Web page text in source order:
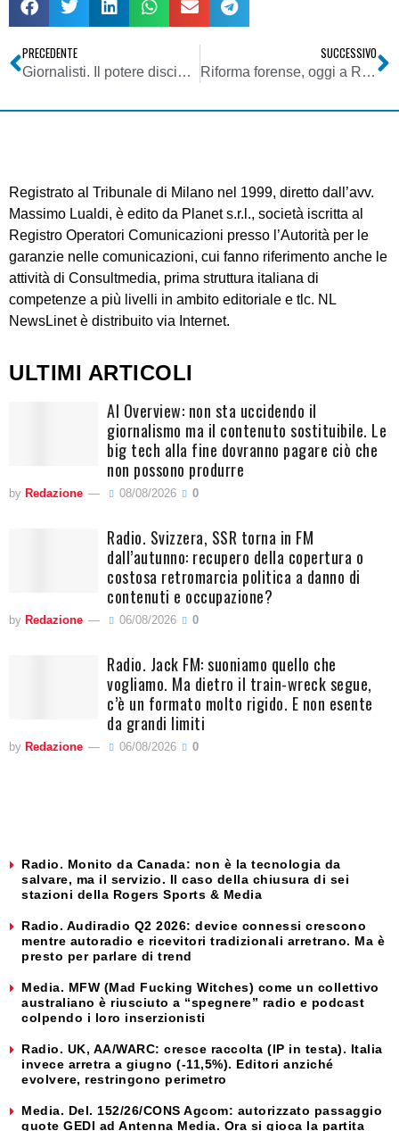
PRECEDENTE
Giornalisti. Il potere disciplinare dell’Ordine prescinde ed è autonomo da quello censorio affidato agli organi giudiziali
SUCCESSIVO
Riforma forense, oggi a Roma manifestazione giovani avvocati contro progetto. Ma Alfano è sicuro che Parlamento approverà entro anno. Anche Federconsumatori si schiera contro
Registrato al Tribunale di Milano nel 1999, diretto dall’avv.
Massimo Lualdi, è edito da Planet s.r.l., società iscritta al
Registro Operatori Comunicazioni presso l’Autorità per le
garanzie nelle comunicazioni, cui fanno riferimento anche le
attività di Consultmedia, prima struttura italiana di
competenze a più livelli in ambito editoriale e tlc. NL
NewsLinet è distribuito via Internet.
ULTIMI ARTICOLI
AI Overview: non sta uccidendo il
giornalismo ma il contenuto sostituibile. Le
big tech alla fine dovranno pagare ciò che
non possono produrre
by Redazione 08/08/2026 0
Radio. Svizzera, SSR torna in FM
dall’autunno: recupero della copertura o
costosa retromarcia politica a danno di
contenuti e occupazione?
by Redazione 06/08/2026 0
Radio. Jack FM: suoniamo quello che
vogliamo. Ma dietro il train-wreck segue,
c’è un formato molto rigido. E non esente
da grandi limiti
by Redazione 06/08/2026 0
Radio. Monito da Canada: non è la tecnologia da
salvare, ma il servizio. Il caso della chiusura di sei
stazioni della Rogers Sports & Media
Radio. Audiradio Q2 2026: device connessi crescono
mentre autoradio e ricevitori tradizionali arretrano. Ma è
presto per parlare di trend
Media. MFW (Mad Fucking Witches) come un collettivo
australiano è riusciuto a “spegnere” radio e podcast
colpendo i loro inserzionisti
Radio. UK, AA/WARC: cresce raccolta (IP in testa). Italia
invece arretra a giugno (-11,5%). Editori anziché
evolvere, restringono perimetro
Media. Del. 152/26/CONS Agcom: autorizzato passaggio
quote GEDI ad Antenna Media. Ora si gioca la partita